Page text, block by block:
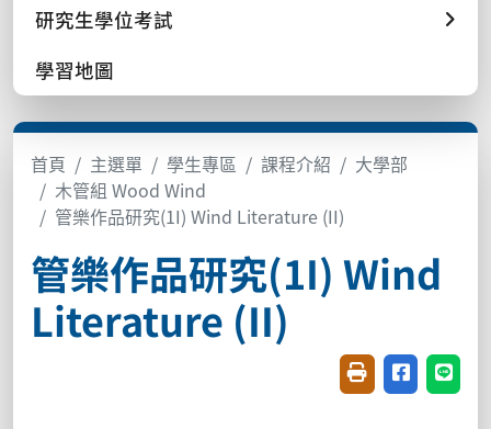
研究生學位考試
學習地圖
首頁 主選單 學生專區 課程介紹
大學部
木管組 Wood Wind
管樂作品研究(1I) Wind Literature (II)
管樂作品研究(1I) Wind
Literature (II)
友善列印(開新視
分享至臉書
分享